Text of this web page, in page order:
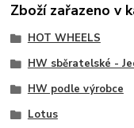
Zboží zařazeno v
HOT WHEELS
HW sběratelské -
HW podle výrobce
Lotus